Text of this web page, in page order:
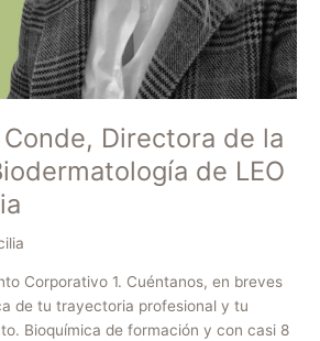
Directora de la
de LEO
Corporativo 1. Cuéntanos, en breves
de tu trayectoria profesional y tu
Bioquímica de formación y con casi 8